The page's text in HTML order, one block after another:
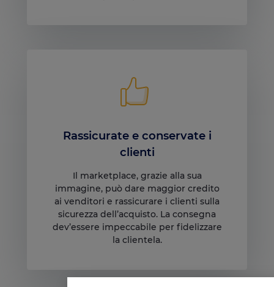
Rassicurate e conservate i
clienti
Il marketplace, grazie alla sua
immagine, può dare maggior credito
ai venditori e rassicurare i clienti sulla
sicurezza dell’acquisto. La consegna
dev’essere impeccabile per fidelizzare
la clientela.